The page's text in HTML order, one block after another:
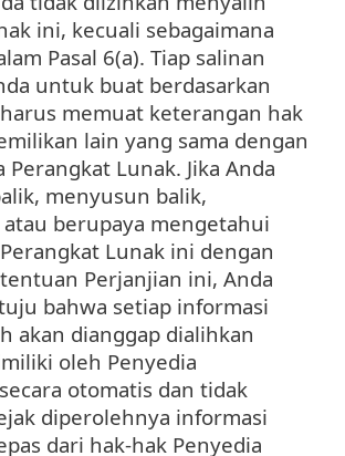
ini, kecuali sebagaimana
Pasal 6(a). Tiap salinan
untuk buat berdasarkan
memuat keterangan hak
lain yang sama dengan
Perangkat Lunak. Jika Anda
menyusun balik,
berupaya mengetahui
Lunak ini dengan
Perjanjian ini, Anda
bahwa setiap informasi
akan dianggap dialihkan
oleh Penyedia
otomatis dan tidak
diperolehnya informasi
dari hak-hak Penyedia